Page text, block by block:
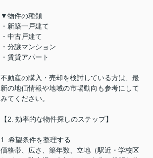
▼物件の種類
・新築一戸建て
・中古戸建て
・分譲マンション
・賃貸アパート
不動産の購入・売却を検討している方は、最
新の地価情報や地域の市場動向も参考にして
みてください。
【2. 効率的な物件探しのステップ】
1. 希望条件を整理する
価格帯、広さ、築年数、立地（駅近・学校区